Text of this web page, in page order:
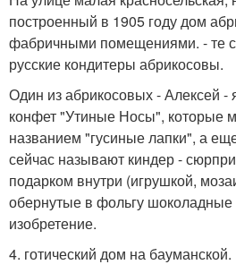
построенный в 1905 году дом
фабричными помещениями. - те
русские кондитеры абрикосовы.
Один из абрикосовых - Алексей -
конфет "Утиные Носы", которые
названием "гусиные лапки", а
сейчас называют киндер -
подарком внутри (игрушкой,
обернутые в фольгу шоколадные
изобретение.
4. готический дом на бауманской.